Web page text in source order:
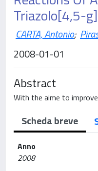
Triazolo[4,5-
CARTA, Antonio;
2008-01-01
Abstract
With the aime to
Scheda breve
Anno
2008